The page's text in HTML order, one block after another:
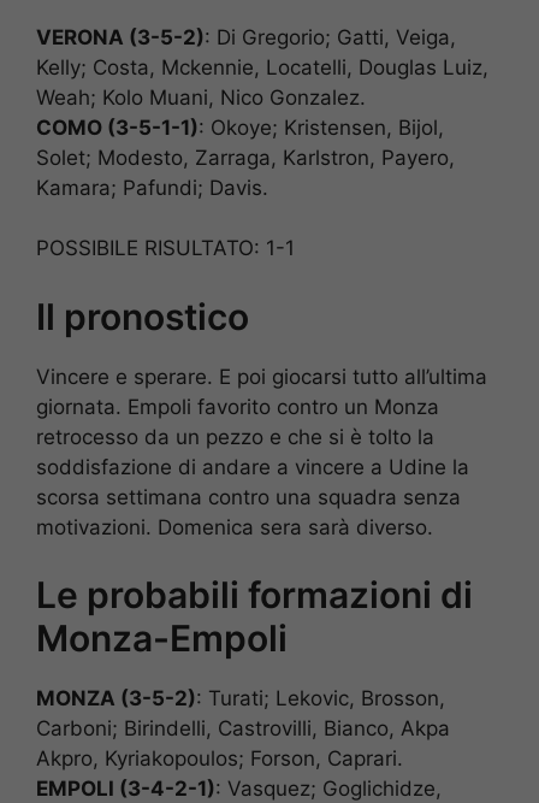
VERONA (3-5-2): Di Gregorio; Gatti, Veiga,
Kelly; Costa, Mckennie, Locatelli, Douglas Luiz,
Weah; Kolo Muani, Nico Gonzalez.
COMO (3-5-1-1): Okoye; Kristensen, Bijol,
Solet; Modesto, Zarraga, Karlstron, Payero,
Kamara; Pafundi; Davis.
POSSIBILE RISULTATO: 1-1
Il pronostico
Vincere e sperare. E poi giocarsi tutto all’ultima
giornata. Empoli favorito contro un Monza
retrocesso da un pezzo e che si è tolto la
soddisfazione di andare a vincere a Udine la
scorsa settimana contro una squadra senza
motivazioni. Domenica sera sarà diverso.
Le probabili formazioni di
Monza-Empoli
MONZA (3-5-2): Turati; Lekovic, Brosson,
Carboni; Birindelli, Castrovilli, Bianco, Akpa
Akpro, Kyriakopoulos; Forson, Caprari.
EMPOLI (3-4-2-1): Vasquez; Goglichidze,